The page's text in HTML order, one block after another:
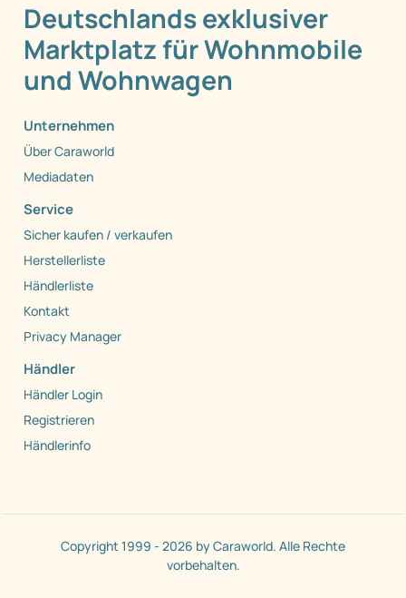
Deutschlands exklusiver
Marktplatz für Wohnmobile
und Wohnwagen
Unternehmen
Über Caraworld
Mediadaten
Service
Sicher kaufen / verkaufen
Herstellerliste
Händlerliste
Kontakt
Privacy Manager
Händler
Händler Login
Registrieren
Händlerinfo
Copyright 1999 - 2026 by Caraworld. Alle Rechte
vorbehalten.